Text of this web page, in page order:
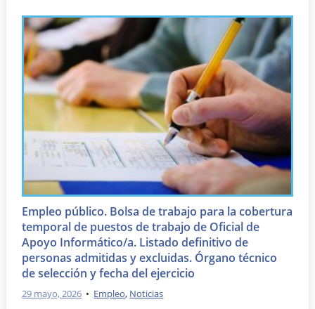
Empleo público. Bolsa de trabajo para la cobertura
temporal de puestos de trabajo de Oficial de
Apoyo Informático/a. Listado definitivo de
personas admitidas y excluidas. Órgano técnico
de selección y fecha del ejercicio
29 mayo, 2026 • Empleo, Noticias